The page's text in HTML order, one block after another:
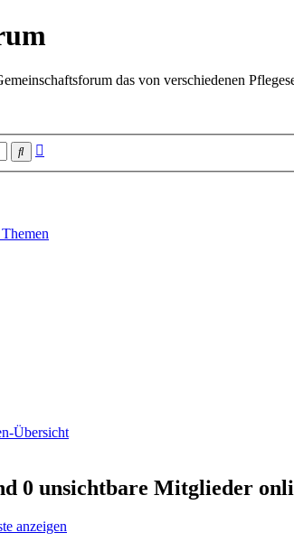
das von verschiedenen
Suche
Übersicht
0 unsichtbare Mitglieder
anzeigen